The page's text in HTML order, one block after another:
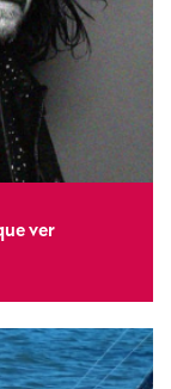
ver